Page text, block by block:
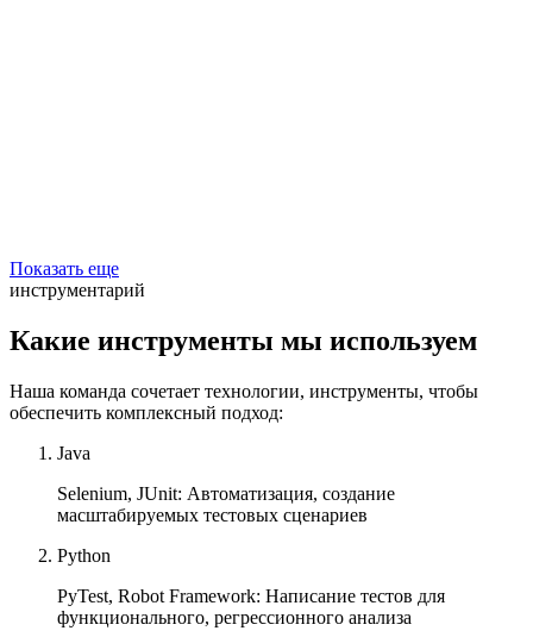
Показать еще
инструментарий
Какие инструменты мы используем
Наша команда сочетает технологии, инструменты, чтобы
обеспечить комплексный подход:
Java
Selenium, JUnit: Автоматизация, создание
масштабируемых тестовых сценариев
Python
PyTest, Robot Framework: Написание тестов для
функционального, регрессионного анализа